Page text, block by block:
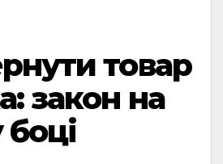
товар
закон на